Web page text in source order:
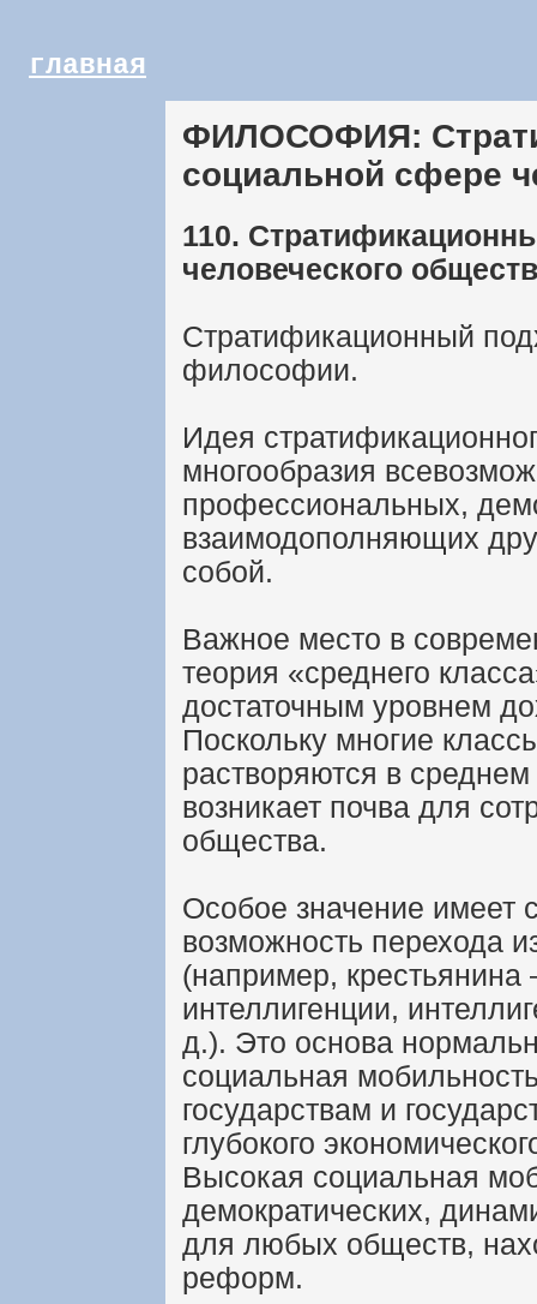
главная
ФИЛОСОФИЯ:
социальной сфере
110.
человеческого
Стратификационный
философии.
Идея
многообразия
профессиональных,
взаимодополняющих
собой.
Важное место в
теория «среднего
достаточным уровнем
Поскольку многие
растворяются в среднем
возникает почва для
общества.
Особое значение имеет
возможность перехода
(например, крестьянина
интеллигенции,
д.). Это основа
социальная
государствам и
глубокого
Высокая социальная
демократических,
для любых обществ,
реформ.